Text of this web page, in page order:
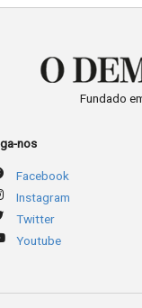
Fundado
nos
Facebook
Instagram
Twitter
Youtube